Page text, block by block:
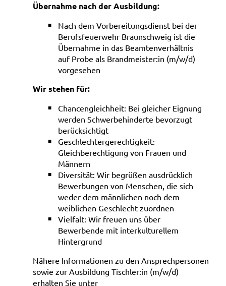
Übernahme nach der Ausbildung:
Nach dem Vorbereitungsdienst bei der
Berufsfeuerwehr Braunschweig ist die
Übernahme in das Beamtenverhältnis
auf Probe als Brandmeister:in (m/w/d)
vorgesehen
Wir stehen für:
Chancengleichheit: Bei gleicher Eignung
werden Schwerbehinderte bevorzugt
berücksichtigt
Geschlechtergerechtigkeit:
Gleichberechtigung von Frauen und
Männern
Diversität: Wir begrüßen ausdrücklich
Bewerbungen von Menschen, die sich
weder dem männlichen noch dem
weiblichen Geschlecht zuordnen
Vielfalt: Wir freuen uns über
Bewerbende mit interkulturellem
Hintergrund
Nähere Informationen zu den Ansprechpersonen
sowie zur Ausbildung Tischler:in (m/w/d)
erhalten Sie unter